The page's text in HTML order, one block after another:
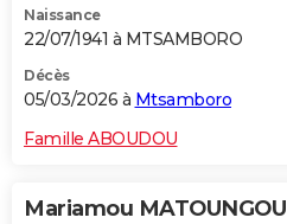
Naissance
22/07/1941 à MTSAMBORO
Décès
05/03/2026 à Mtsamboro
Famille ABOUDOU
Mariamou MATOUNGOU